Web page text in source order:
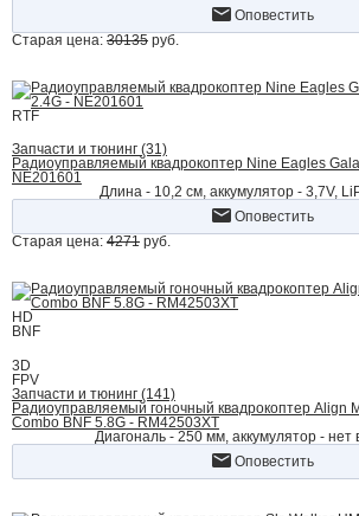
Оповестить
Старая цена: 30135 руб.
RTF
Запчасти и тюнинг (31)
Радиоуправляемый квадрокоптер Nine Eagles
NE201601
Длина - 10,2 см, аккумулятор - 3,7V,
Оповестить
Старая цена: 4271 руб.
HD
BNF
3D
FPV
Запчасти и тюнинг (141)
Радиоуправляемый гоночный квадрокоптер Align
Combo BNF 5.8G - RM42503XT
Диагональ - 250 мм, аккумулятор - нет
Оповестить